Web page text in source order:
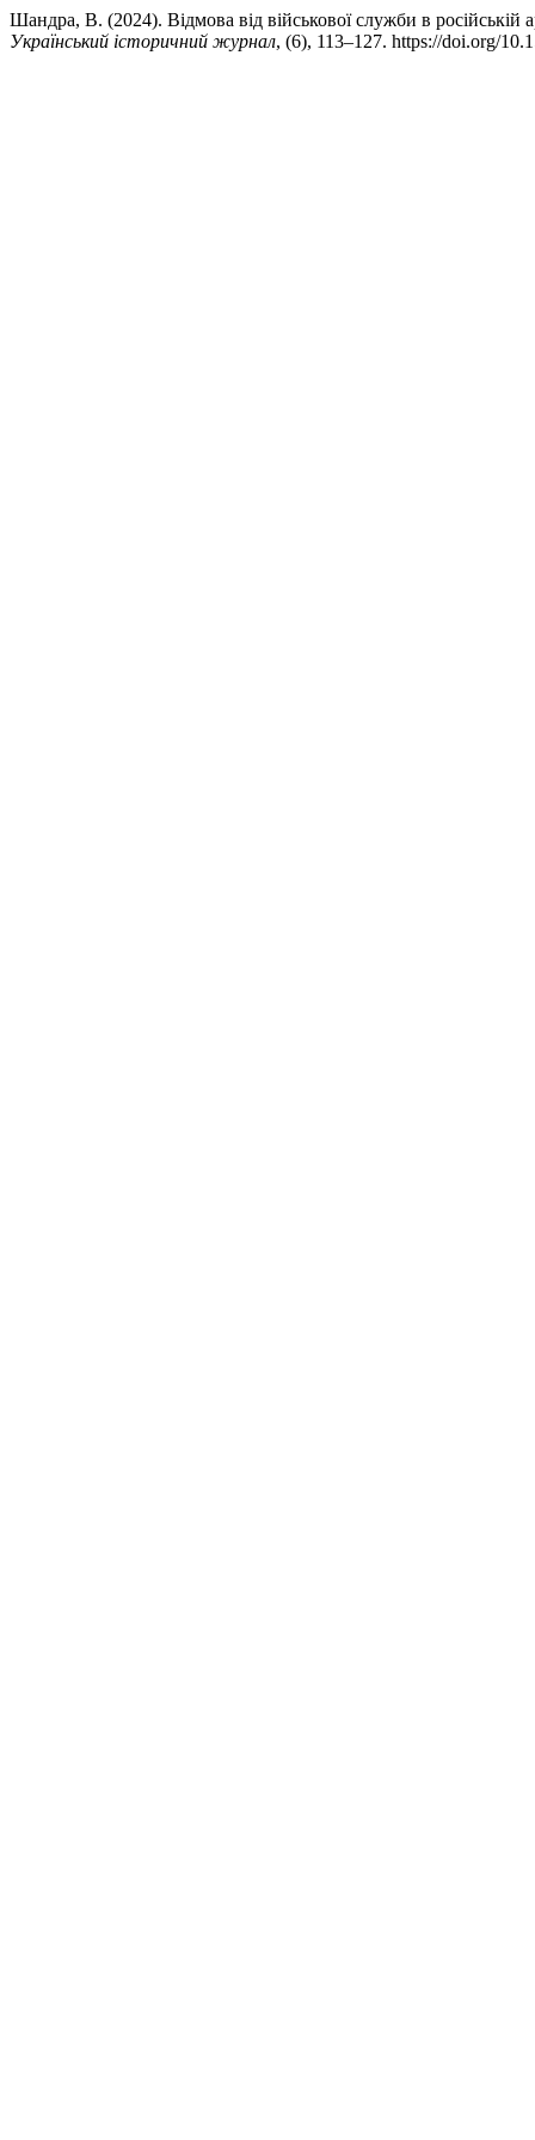
Шандра, В. (2024). Відмова від військової служби в російській
Український історичний журнал, (6), 113–127. https://doi.org/